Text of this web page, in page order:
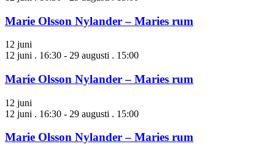
Marie Olsson Nylander – Maries rum
12 juni
12 juni . 16:30 - 29 augusti . 15:00
Marie Olsson Nylander – Maries rum
12 juni
12 juni . 16:30 - 29 augusti . 15:00
Marie Olsson Nylander – Maries rum